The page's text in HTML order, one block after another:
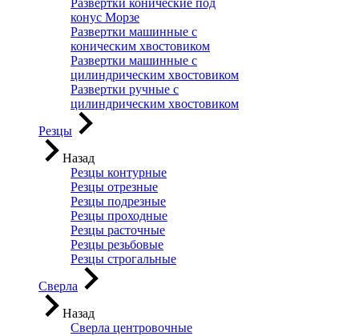
Развертки конические под
конус Морзе
Развертки машинные с
коническим хвостовиком
Развертки машинные с
цилиндрическим хвостовиком
Развертки ручные с
цилиндрическим хвостовиком
Резцы
Назад
Резцы контурные
Резцы отрезные
Резцы подрезные
Резцы проходные
Резцы расточные
Резцы резьбовые
Резцы строгальные
Сверла
Назад
Сверла центровочные